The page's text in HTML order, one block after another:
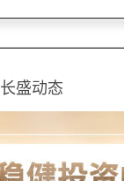
长盛动态